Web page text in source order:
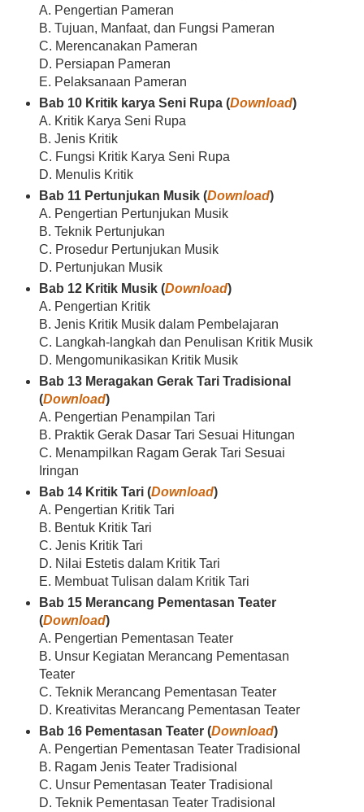
A. Pengertian Pameran
B. Tujuan, Manfaat, dan Fungsi Pameran
C. Merencanakan Pameran
D. Persiapan Pameran
E. Pelaksanaan Pameran
Bab 10 Kritik karya Seni Rupa (Download)
A. Kritik Karya Seni Rupa
B. Jenis Kritik
C. Fungsi Kritik Karya Seni Rupa
D. Menulis Kritik
Bab 11 Pertunjukan Musik (Download)
A. Pengertian Pertunjukan Musik
B. Teknik Pertunjukan
C. Prosedur Pertunjukan Musik
D. Pertunjukan Musik
Bab 12 Kritik Musik (Download)
A. Pengertian Kritik
B. Jenis Kritik Musik dalam Pembelajaran
C. Langkah-langkah dan Penulisan Kritik Musik
D. Mengomunikasikan Kritik Musik
Bab 13 Meragakan Gerak Tari Tradisional
(Download)
A. Pengertian Penampilan Tari
B. Praktik Gerak Dasar Tari Sesuai Hitungan
C. Menampilkan Ragam Gerak Tari Sesuai
Iringan
Bab 14 Kritik Tari (Download)
A. Pengertian Kritik Tari
B. Bentuk Kritik Tari
C. Jenis Kritik Tari
D. Nilai Estetis dalam Kritik Tari
E. Membuat Tulisan dalam Kritik Tari
Bab 15 Merancang Pementasan Teater
(Download)
A. Pengertian Pementasan Teater
B. Unsur Kegiatan Merancang Pementasan
Teater
C. Teknik Merancang Pementasan Teater
D. Kreativitas Merancang Pementasan Teater
Bab 16 Pementasan Teater (Download)
A. Pengertian Pementasan Teater Tradisional
B. Ragam Jenis Teater Tradisional
C. Unsur Pementasan Teater Tradisional
D. Teknik Pementasan Teater Tradisional